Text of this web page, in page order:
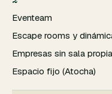
Eventeam
Escape rooms y
Empresas sin sala
Espacio fijo (Atocha)